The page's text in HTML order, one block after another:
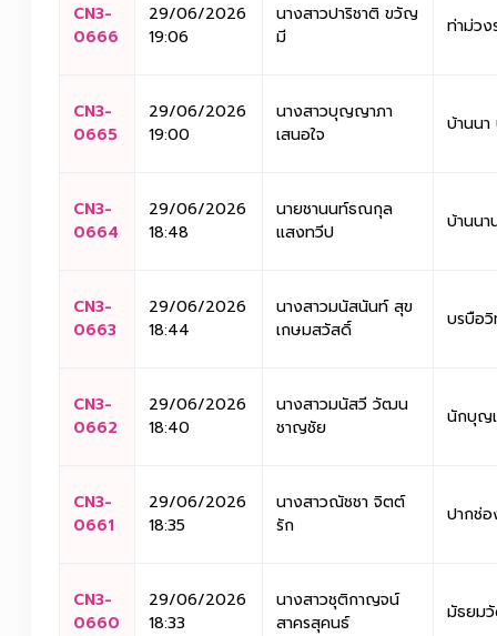
CN3-
0666
29/06/2026
19:06
นางสาวปาริชาติ ขวัญ
มี
ท่าม่วง
CN3-
0665
29/06/2026
19:00
นางสาวบุญญาภา
เสนอใจ
บ้านน
CN3-
0664
29/06/2026
18:48
นายชานนท์ธณกุล
แสงทวีป
บ้านน
CN3-
0663
29/06/2026
18:44
นางสาวมนัสนันท์ สุข
เกษมสวัสดิ์
บรบือวิ
CN3-
0662
29/06/2026
18:40
นางสาวมนัสวี วัฒน
ชาญชัย
นักบุญ
CN3-
0661
29/06/2026
18:35
นางสาวณัชชา จิตต์
รัก
ปากช่
CN3-
0660
29/06/2026
18:33
นางสาวชุติกาญจน์
สาครสุคนธ์
มัธยม